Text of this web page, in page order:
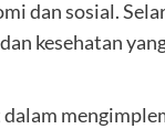
dan sosial.
kesehatan